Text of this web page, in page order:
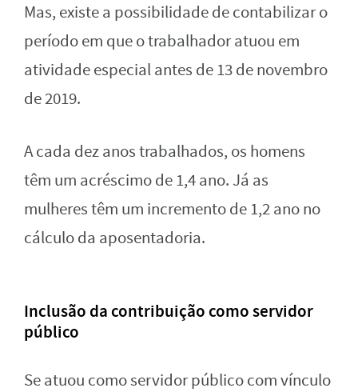
Mas, existe a possibilidade de contabilizar o
período em que o trabalhador atuou em
atividade especial antes de 13 de novembro
de 2019.
A cada dez anos trabalhados, os homens
têm um acréscimo de 1,4 ano. Já as
mulheres têm um incremento de 1,2 ano no
cálculo da aposentadoria.
Inclusão da contribuição como servidor
público
Se atuou como servidor público com vínculo